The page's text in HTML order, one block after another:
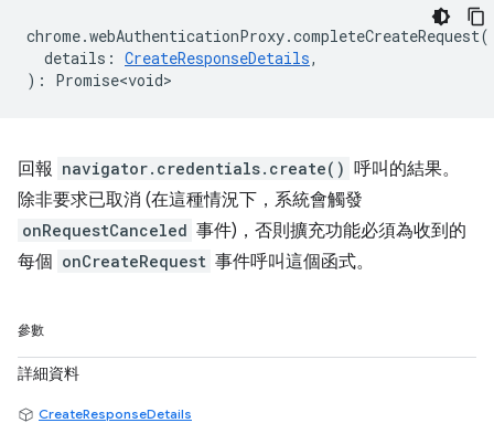
chrome.webAuthenticationProxy.completeCreateRequest(
details : CreateResponseDetails,
) : Promise<void>
回報 navigator.credentials.create() 呼叫的結果。
除非要求已取消 (在這種情況下，系統會觸發
onRequestCanceled 事件)，否則擴充功能必須為收到的
每個 onCreateRequest 事件呼叫這個函式。
參數
詳細資料
CreateResponseDetails